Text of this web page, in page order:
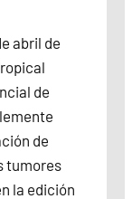
abril de
de
de
tumores
la edición